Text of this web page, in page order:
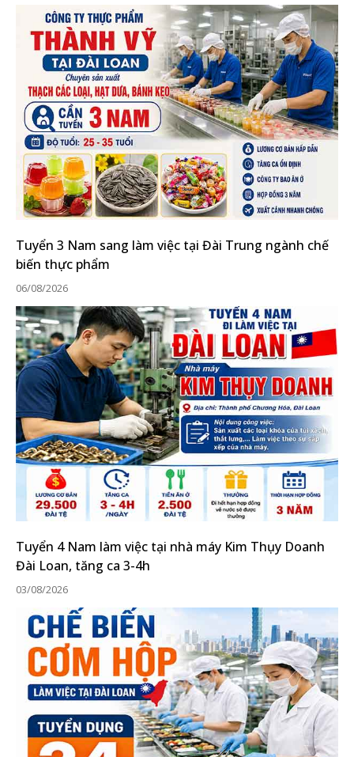
Tuyển 3 Nam sang làm việc tại Đài Trung ngành chế
biến thực phẩm
06/08/2026
Tuyển 4 Nam làm việc tại nhà máy Kim Thụy Doanh
Đài Loan, tăng ca 3-4h
03/08/2026